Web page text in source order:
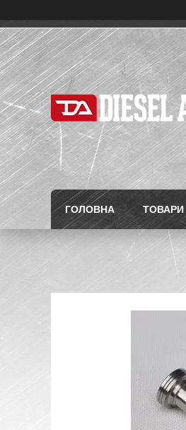
ГОЛОВНА ТОВАРИ